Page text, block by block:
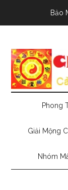
Bảo
Phong
Giải Mộng
Nhóm